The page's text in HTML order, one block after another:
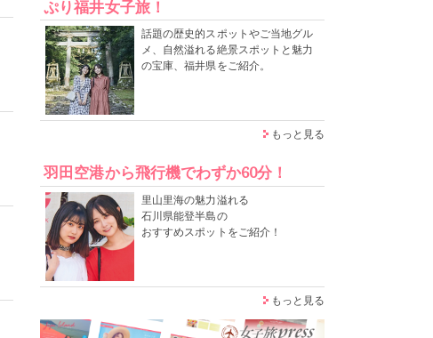
ぷり福井女子旅！
話題の歴史的スポットやご当地グル
メ、自然溢れる絶景スポットと魅力
の宝庫、福井県をご紹介。
もっと見る
羽田空港から飛行機でわずか60分！
里山里海の魅力溢れる
石川県能登半島の
おすすめスポットをご紹介！
もっと見る